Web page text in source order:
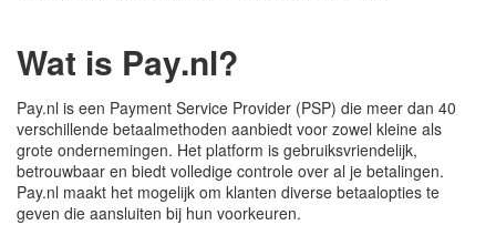
Wat is Pay.nl?
Pay.nl is een Payment Service Provider (PSP) die meer dan 40
verschillende betaalmethoden aanbiedt voor zowel kleine als
grote ondernemingen. Het platform is gebruiksvriendelijk,
betrouwbaar en biedt volledige controle over al je betalingen.
Pay.nl maakt het mogelijk om klanten diverse betaalopties te
geven die aansluiten bij hun voorkeuren.